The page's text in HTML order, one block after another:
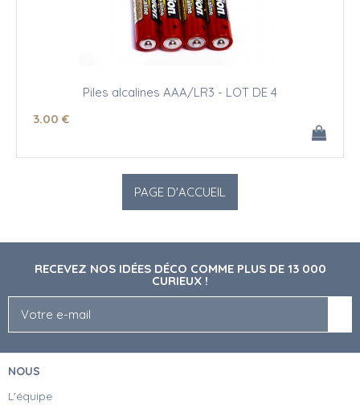
Piles alcalines AAA/LR3 - LOT DE 4
3.00 €
RECEVEZ NOS IDÉES DÉCO COMME PLUS DE 13 000
CURIEUX !
NOUS
L'équipe